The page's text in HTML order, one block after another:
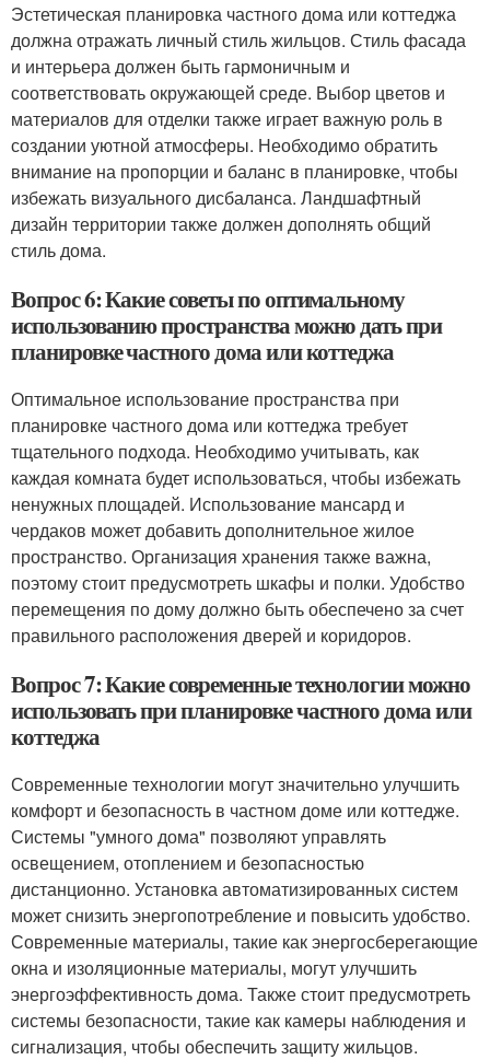
Эстетическая планировка частного дома или коттеджа
должна отражать личный стиль жильцов. Стиль фасада
и интерьера должен быть гармоничным и
соответствовать окружающей среде. Выбор цветов и
материалов для отделки также играет важную роль в
создании уютной атмосферы. Необходимо обратить
внимание на пропорции и баланс в планировке, чтобы
избежать визуального дисбаланса. Ландшафтный
дизайн территории также должен дополнять общий
стиль дома.
Вопрос 6: Какие советы по оптимальному
использованию пространства можно дать при
планировке частного дома или коттеджа
Оптимальное использование пространства при
планировке частного дома или коттеджа требует
тщательного подхода. Необходимо учитывать, как
каждая комната будет использоваться, чтобы избежать
ненужных площадей. Использование мансард и
чердаков может добавить дополнительное жилое
пространство. Организация хранения также важна,
поэтому стоит предусмотреть шкафы и полки. Удобство
перемещения по дому должно быть обеспечено за счет
правильного расположения дверей и коридоров.
Вопрос 7: Какие современные технологии можно
использовать при планировке частного дома или
коттеджа
Современные технологии могут значительно улучшить
комфорт и безопасность в частном доме или коттедже.
Системы "умного дома" позволяют управлять
освещением, отоплением и безопасностью
дистанционно. Установка автоматизированных систем
может снизить энергопотребление и повысить удобство.
Современные материалы, такие как энергосберегающие
окна и изоляционные материалы, могут улучшить
энергоэффективность дома. Также стоит предусмотреть
системы безопасности, такие как камеры наблюдения и
сигнализация, чтобы обеспечить защиту жильцов.